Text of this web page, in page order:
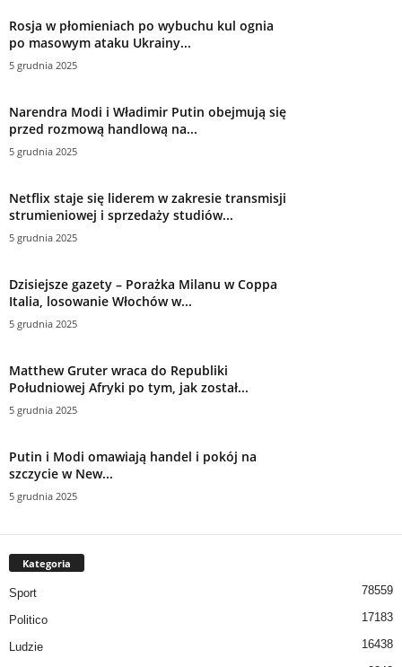
Rosja w płomieniach po wybuchu kul ognia
po masowym ataku Ukrainy...
5 grudnia 2025
Narendra Modi i Władimir Putin obejmują się
przed rozmową handlową na...
5 grudnia 2025
Netflix staje się liderem w zakresie transmisji
strumieniowej i sprzedaży studiów...
5 grudnia 2025
Dzisiejsze gazety – Porażka Milanu w Coppa
Italia, losowanie Włochów w...
5 grudnia 2025
Matthew Gruter wraca do Republiki
Południowej Afryki po tym, jak został...
5 grudnia 2025
Putin i Modi omawiają handel i pokój na
szczycie w New...
5 grudnia 2025
Kategoria
Sport 78559
Politico 17183
Ludzie 16438